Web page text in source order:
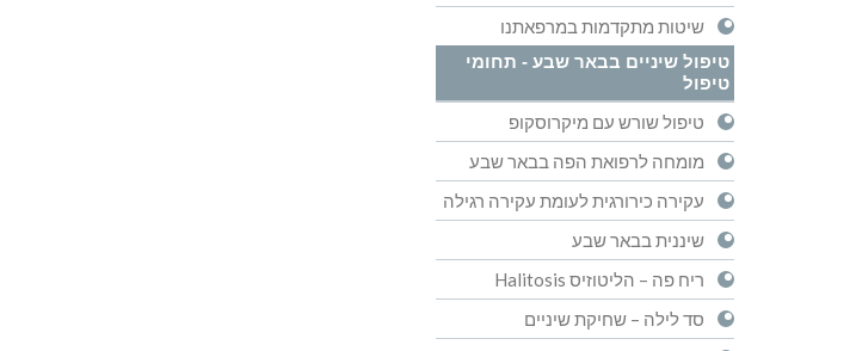
שיטות מתקדמות במרפאתנו
טיפול שיניים בבאר שבע - תחומי
טיפול
טיפול שורש עם מיקרוסקופ
מומחה לרפואת הפה בבאר שבע
עקירה כירורגית לעומת עקירה רגילה
שיננית בבאר שבע
ריח פה – הליטוזיס Halitosis
סד לילה – שחיקת שיניים